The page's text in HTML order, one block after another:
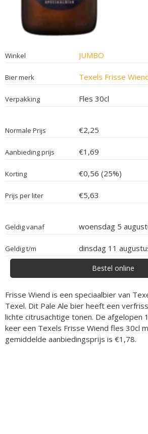
Winkel JUMBO
Bier merk Texels Frisse
Verpakking Fles 30cl
Normale Prijs €2,25
Aanbieding prijs €1,69
Korting €0,56 (25%)
Prijs per liter €5,63
Geldig vanaf woensdag 5
Geldig t/m dinsdag 11
Bestel online
Frisse Wiend is een speciaalbier van
Texel. Dit Pale Ale bier heeft een
lichte citrusachtige tonen. De afgelopen
keer een Texels Frisse Wiend fles 30cl
gemiddelde aanbiedingsprijs is €1,78.